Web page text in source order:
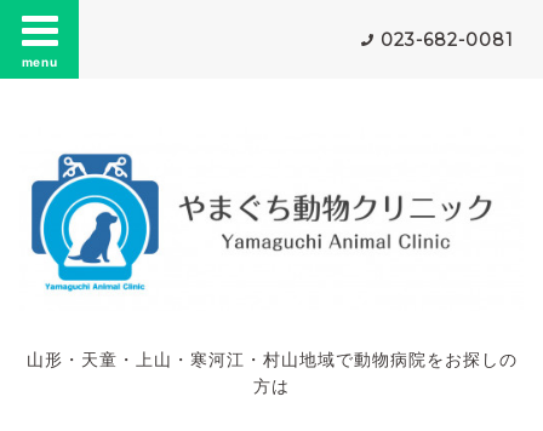
menu
023-682-0081
山形・天童・上山・寒河江・村山地域で動物病院をお探しの
方は